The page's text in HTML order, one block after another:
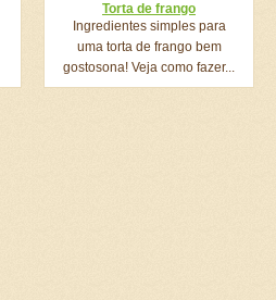
Torta de frango
Ingredientes simples para
uma torta de frango bem
gostosona! Veja como fazer...